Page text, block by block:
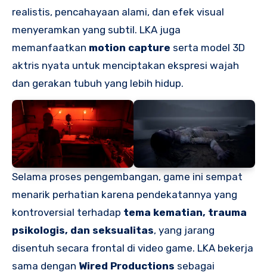
realistis, pencahayaan alami, dan efek visual
menyeramkan yang subtil. LKA juga
memanfaatkan motion capture serta model 3D
aktris nyata untuk menciptakan ekspresi wajah
dan gerakan tubuh yang lebih hidup.
Selama proses pengembangan, game ini sempat
menarik perhatian karena pendekatannya yang
kontroversial terhadap tema kematian, trauma
psikologis, dan seksualitas, yang jarang
disentuh secara frontal di video game. LKA bekerja
sama dengan Wired Productions sebagai